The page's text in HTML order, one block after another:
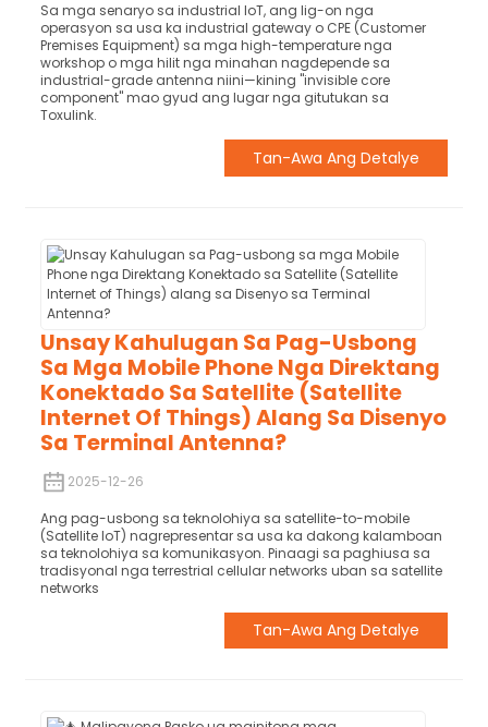
Sa mga senaryo sa industrial IoT, ang lig-on nga
operasyon sa usa ka industrial gateway o CPE (Customer
Premises Equipment) sa mga high-temperature nga
workshop o mga hilit nga minahan nagdepende sa
industrial-grade antenna niini—kining "invisible core
component" mao gyud ang lugar nga gitutukan sa
Toxulink.
Tan-Awa Ang Detalye
Unsay Kahulugan Sa Pag-Usbong
Sa Mga Mobile Phone Nga Direktang
Konektado Sa Satellite (Satellite
Internet Of Things) Alang Sa Disenyo
Sa Terminal Antenna?
2025-12-26
Ang pag-usbong sa teknolohiya sa satellite-to-mobile
(Satellite IoT) nagrepresentar sa usa ka dakong kalamboan
sa teknolohiya sa komunikasyon. Pinaagi sa paghiusa sa
tradisyonal nga terrestrial cellular networks uban sa satellite
networks
Tan-Awa Ang Detalye